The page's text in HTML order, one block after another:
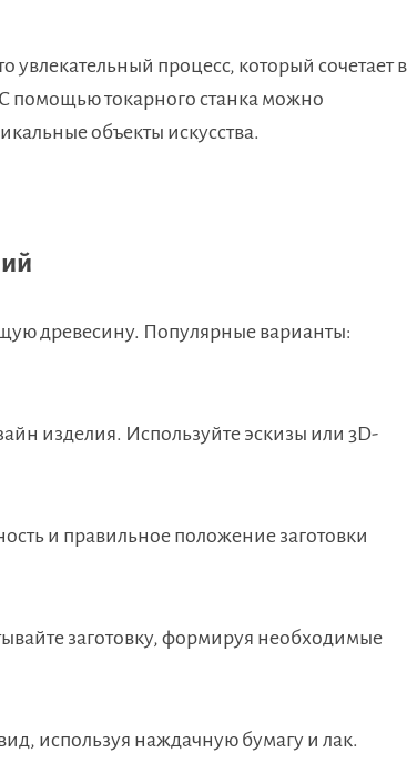
процесс, который сочетает в
помощью токарного станка можно
объекты искусства.
древесину. Популярные варианты:
изделия. Используйте эскизы или 3D-
и правильное положение заготовки
заготовку, формируя необходимые
используя наждачную бумагу и лак.